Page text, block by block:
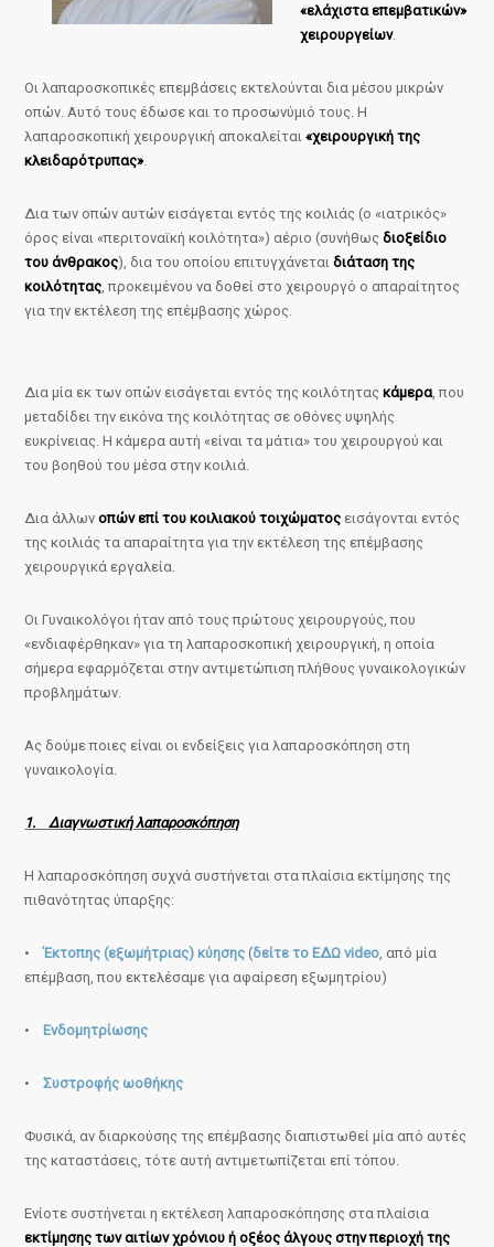
«ελάχιστα επεμβατικών»
χειρουργείων.
Οι λαπαροσκοπικές επεμβάσεις εκτελούνται δια μέσου μικρών
οπών. Αυτό τους έδωσε και το προσωνύμιό τους. Η
λαπαροσκοπική χειρουργική αποκαλείται«χειρουργική της
κλειδαρότρυπας».
Δια των οπών αυτών εισάγεται εντός της κοιλιάς (ο «ιατρικός»
όρος είναι «περιτοναϊκή κοιλότητα») αέριο (συνήθωςδιοξείδιο
του άνθρακος), δια του οποίου επιτυγχάνεταιδιάταση της
κοιλότητας, προκειμένου να δοθεί στο χειρουργό ο απαραίτητος
για την εκτέλεση της επέμβασης χώρος.
Δια μία εκ των οπών εισάγεται εντός της κοιλότηταςκάμερα, που
μεταδίδει την εικόνα της κοιλότητας σε οθόνες υψηλής
ευκρίνειας. Η κάμερα αυτή «είναι τα μάτια» του χειρουργού και
του βοηθού του μέσα στην κοιλιά.
Δια άλλωνοπών επί του κοιλιακού τοιχώματος εισάγονται εντός
της κοιλιάς τα απαραίτητα για την εκτέλεση της επέμβασης
χειρουργικά εργαλεία.
Οι Γυναικολόγοι ήταν από τους πρώτους χειρουργούς, που
«ενδιαφέρθηκαν» για τη λαπαροσκοπική χειρουργική, η οποία
σήμερα εφαρμόζεται στην αντιμετώπιση πλήθους γυναικολογικών
προβλημάτων.
Ας δούμε ποιες είναι οι ενδείξεις για λαπαροσκόπηση στη
γυναικολογία.
1. Διαγνωστική λαπαροσκόπηση
Η λαπαροσκόπηση συχνά συστήνεται στα πλαίσια εκτίμησης της
πιθανότητας ύπαρξης:
•Έκτοπης (εξωμήτριας) κύησης (δείτε το ΕΔΩ video, από μία
επέμβαση, που εκτελέσαμε για αφαίρεση εξωμητρίου)
• Ενδομητρίωσης
•Συστροφής ωοθήκης
Φυσικά, αν διαρκούσης της επέμβασης διαπιστωθεί μία από αυτές
της καταστάσεις, τότε αυτή αντιμετωπίζεται επί τόπου.
Ενίοτε συστήνεται η εκτέλεση λαπαροσκόπησης στα πλαίσια
εκτίμησης των αιτίων χρόνιου ή οξέος άλγους στην περιοχή της